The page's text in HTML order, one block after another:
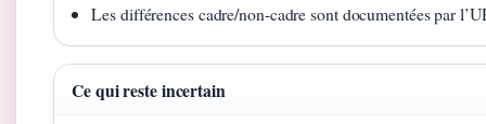
Les différences cadre/non‑cadre sont documentées par
Ce qui reste incertain